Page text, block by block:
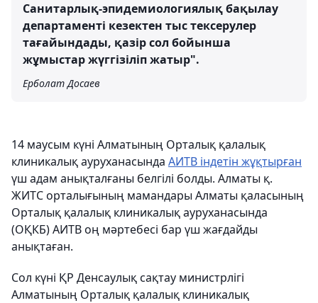
Санитарлық-эпидемиологиялық бақылау
департаменті кезектен тыс тексерулер
тағайындады, қазір сол бойынша
жұмыстар жүггізіліп жатыр".
Ерболат Досаев
14 маусым күні Алматының Орталық қалалық
клиникалық ауруханасында АИТВ індетін жұқтырған
үш адам анықталғаны белгілі болды. Алматы қ.
ЖИТС орталығының мамандары Алматы қаласының
Орталық қалалық клиникалық ауруханасында
(ОҚКБ) АИТВ оң мәртебесі бар үш жағдайды
анықтаған.
Сол күні ҚР Денсаулық сақтау министрлігі
Алматының Орталық қалалық клиникалық